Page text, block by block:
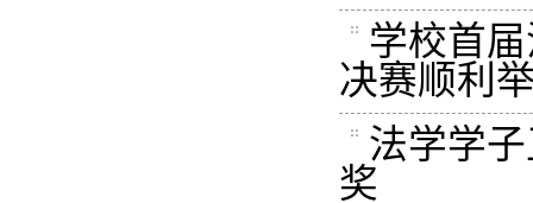
学校首
决赛顺利
法学学
奖